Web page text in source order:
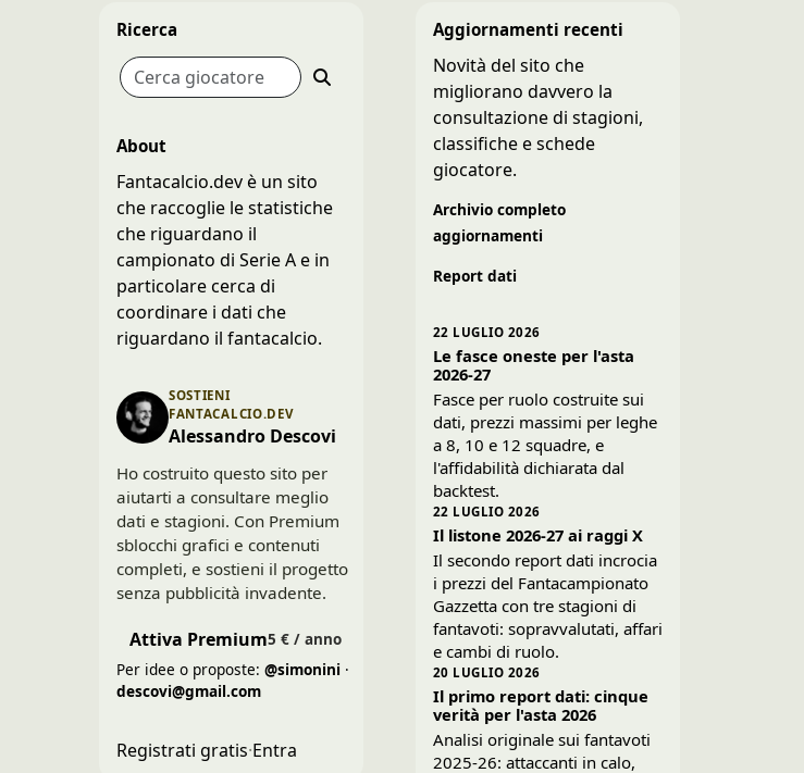
Ricerca
About
Fantacalcio.dev è un sito
che raccoglie le statistiche
che riguardano il
campionato di Serie A e in
particolare cerca di
coordinare i dati che
riguardano il fantacalcio.
SOSTIENI
FANTACALCIO.DEV
Alessandro Descovi
Ho costruito questo sito per
aiutarti a consultare meglio
dati e stagioni. Con Premium
sblocchi grafici e contenuti
completi, e sostieni il progetto
senza pubblicità invadente.
Attiva Premium5 € / anno
Per idee o proposte: @simonini ·
descovi@gmail.com
Registrati gratis·Entra
Aggiornamenti recenti
Novità del sito che
migliorano davvero la
consultazione di stagioni,
classifiche e schede
giocatore.
Archivio completo
aggiornamenti
Report dati
22 LUGLIO 2026
Le fasce oneste per l'asta
2026-27
Fasce per ruolo costruite sui
dati, prezzi massimi per leghe
a 8, 10 e 12 squadre, e
l'affidabilità dichiarata dal
backtest.
22 LUGLIO 2026
Il listone 2026-27 ai raggi X
Il secondo report dati incrocia
i prezzi del Fantacampionato
Gazzetta con tre stagioni di
fantavoti: sopravvalutati, affari
e cambi di ruolo.
20 LUGLIO 2026
Il primo report dati: cinque
verità per l'asta 2026
Analisi originale sui fantavoti
2025-26: attaccanti in calo,